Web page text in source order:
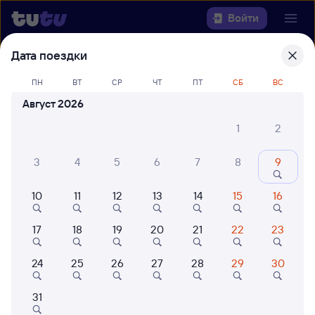
Войти
Выберите день, чтобы найти
билеты Минск — Тула
Откуда
Найти поезда
Дата поездки
ПН ВТ СР ЧТ ПТ СБ ВС
Август 2026
1
2
3 4 5 6 7 8 9
10 11 12 13 14 15 16
17 18 19 20 21 22 23
24 25 26 27 28 29 30
31